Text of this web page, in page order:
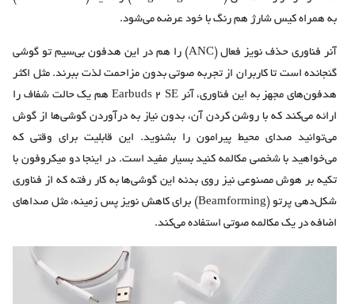
به همراه کیس شارژ هم رنگ با خود عرضه می‌شود.
آنر فناوری حذف نویز فعال (ANC) را هم در این هدفون بی‌سیم تو گوشی
گنجانده است تا کاربران از تجربه صوتی بدون مزاحمت لذت ببرند. مثل اکثر
هدفون‌های مجهز به این فناوری، آنر Earbuds 2 SE هم یک حالت شفاف را
ارائه می‌کند که با روشن کردن آن، بدون نیاز به درآوردن گوشی‌ها از گوش
می‌توانید صدای محیط پیرامون را بشنوید. این قابلیت برای وقتی که
می‌خواهید با شخصی مکالمه کنید بسیار مفید است. در اینجا دو میکروفون با
تکیه بر هوش مصنوعی نیز روی بدنه این گوشی‌ها به کار رفته که از فناوری
شکل‌دهی پرتو (Beamforming) برای کاهش نویز پس زمینه، مثل صداهای
اضافه در یک مکالمه صوتی استفاده می‌کند.